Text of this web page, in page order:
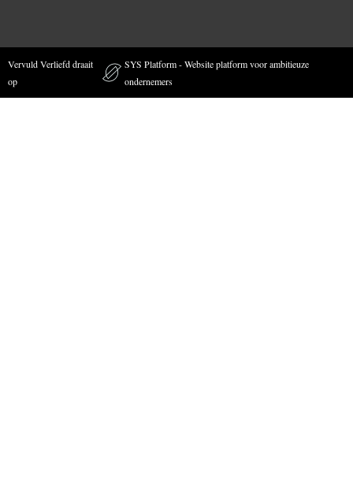
Vervuld Verliefd draait
op
SYS Platform - Website platform voor ambitieuze
ondernemers